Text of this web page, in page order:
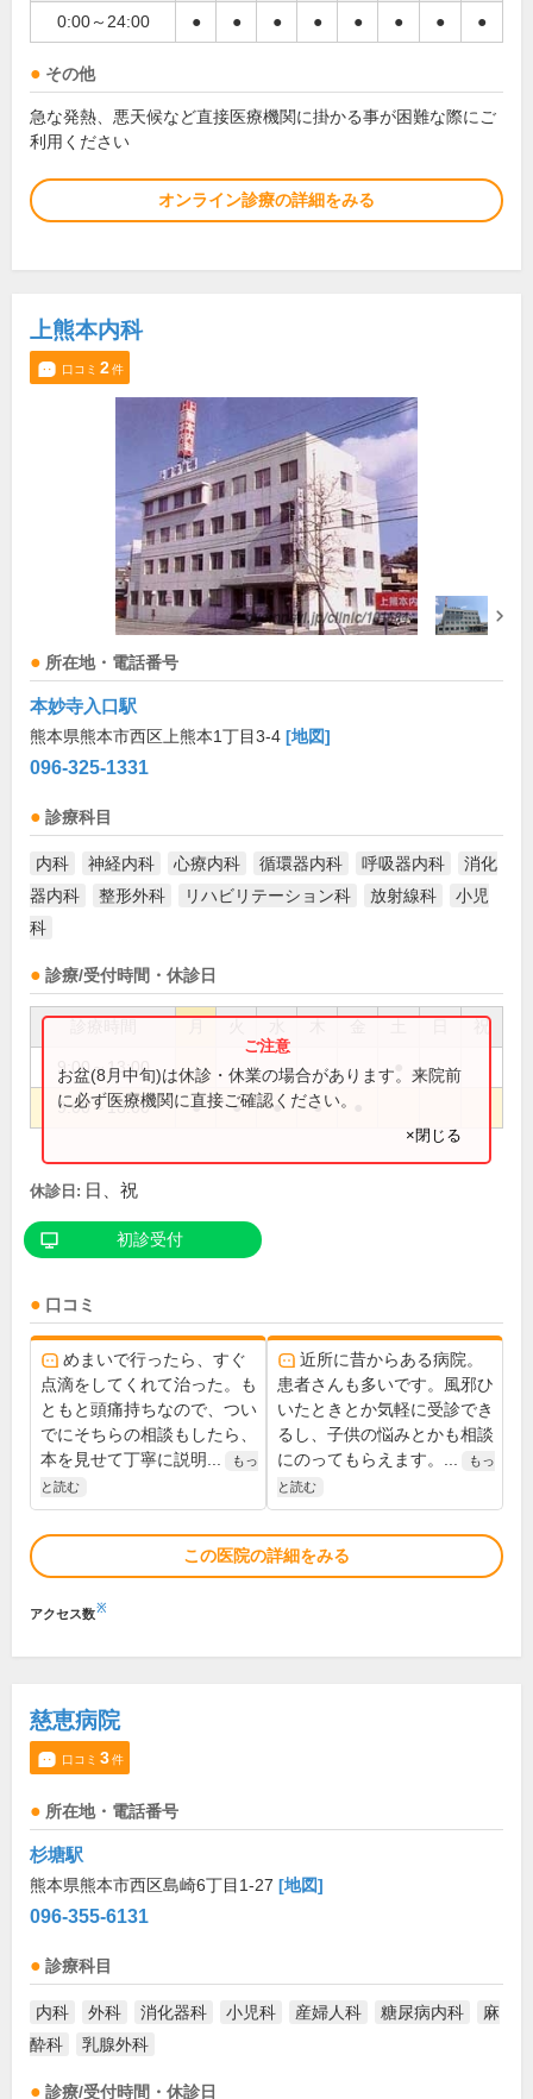
0:00～24:00 ● ● ● ● ● ● ● ●
その他
急な発熱、悪天候など直接医療機関に掛かる事が困難な際にご
利用ください
オンライン診療の詳細をみる
上熊本内科
口コミ 2件
所在地・電話番号
本妙寺入口駅
熊本県熊本市西区上熊本1丁目3-4 [地図]
096-325-1331
診療科目
内科 神経内科 心療内科 循環器内科 呼吸器内科
消化
器内科
整形外科 リハビリテーション科 放射線科
小児
科
診療/受付時間・休診日
祝
9:00～13:00
9:00～18:00 ● ● ● ●
お盆(8月中旬)は休診・休業の場合があります。来院前
に必ず医療機関に直接ご確認ください。
×閉じる
休診日: 日、祝
初診受付
口コミ
めまいで行ったら、すぐ
点滴をしてくれて治った。も
ともと頭痛持ちなので、つい
でにそちらの相談もしたら、
本を見せて丁寧に説明...
もっ
と読む
近所に昔からある病院。
患者さんも多いです。風邪ひ
いたときとか気軽に受診でき
るし、子供の悩みとかも相談
にのってもらえます。...
もっ
と読む
この医院の詳細をみる
アクセス数※
慈恵病院
口コミ 3件
所在地・電話番号
杉塘駅
熊本県熊本市西区島崎6丁目1-27 [地図]
096-355-6131
診療科目
内科 外科 消化器科 小児科 産婦人科 糖尿病内科
麻
酔科
乳腺外科
診療/受付時間・休診日